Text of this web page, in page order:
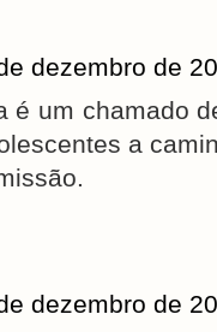
dezembro de
é um chamado
a
dezembro de